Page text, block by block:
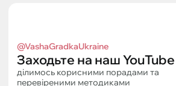
@VashaGradkaUkraine
Заходьте на наш YouTube
ділимось корисними порадами та
перевіреними методиками